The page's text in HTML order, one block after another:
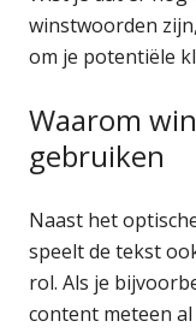
winstwoorden
om je potentiële
Waarom
gebruiken
Naast het
speelt de tekst
rol. Als je
content meteen